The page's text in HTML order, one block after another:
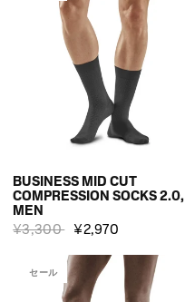
BUSINESS MID CUT
COMPRESSION SOCKS 2.0,
MEN
¥3,300 ¥2,970
セール